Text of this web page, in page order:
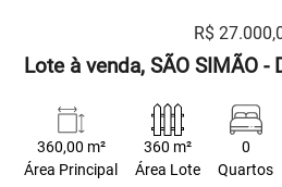
R$
Lote à venda, SÃO SIMÃO
360,00 m²
Área Principal
360 m²
Área Lote
0
Quartos